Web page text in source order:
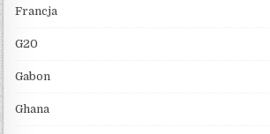
Francja
G20
Gabon
Ghana